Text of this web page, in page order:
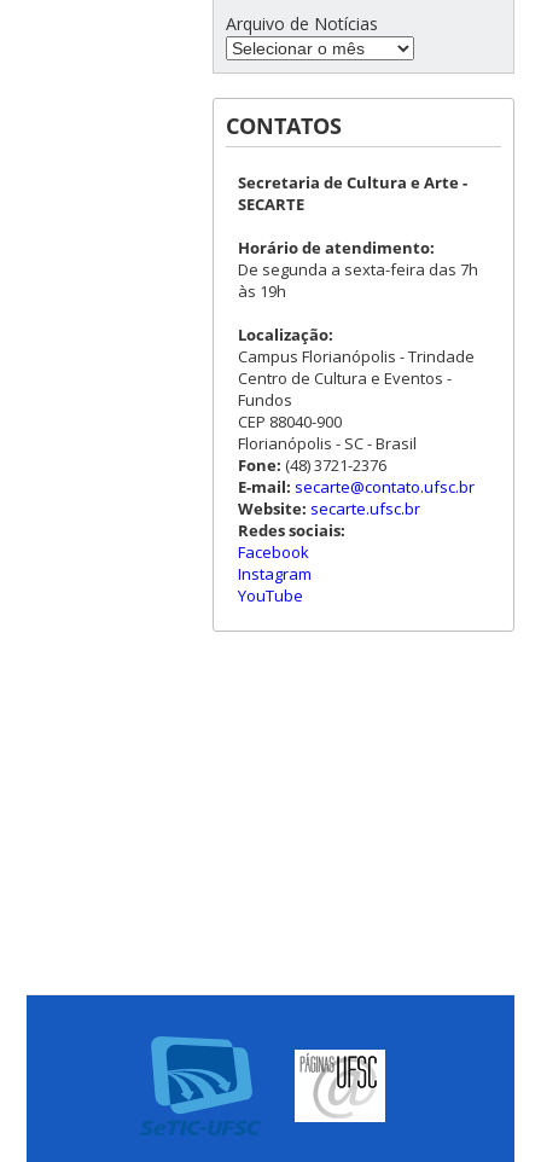
Arquivo de Notícias
CONTATOS
Secretaria de Cultura e Arte -
SECARTE
Horário de atendimento:
De segunda a sexta-feira das 7h
às 19h
Localização:
Campus Florianópolis - Trindade
Centro de Cultura e Eventos -
Fundos
CEP 88040-900
Florianópolis - SC - Brasil
Fone: (48) 3721-2376
E-mail: secarte@contato.ufsc.br
Website: secarte.ufsc.br
Redes sociais:
Facebook
Instagram
YouTube